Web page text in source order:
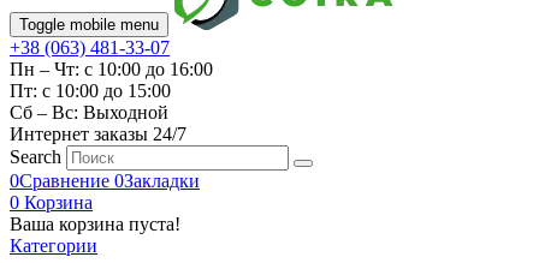
Toggle mobile menu
+38 (063) 481-33-07
Пн – Чт: с 10:00 до 16:00
Пт: с 10:00 до 15:00
Сб – Вс: Выходной
Интернет заказы 24/7
Search
0Сравнение 0Закладки
0 Корзина
Ваша корзина пуста!
Категории